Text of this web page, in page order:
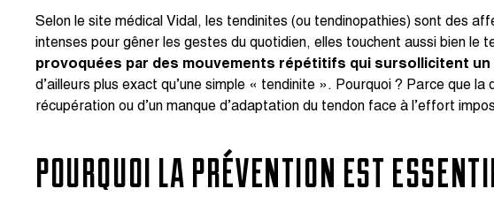
Selon le site médical Vidal, les tendinites (ou tendinopathies) sont des
intenses pour gêner les gestes du quotidien, elles touchent aussi bien
provoquées par des mouvements répétitifs qui sursollicitent
d’ailleurs plus exact qu’une simple « tendinite ». Pourquoi ? Parce que
récupération ou d’un manque d’adaptation du tendon face à l’effort
POURQUOI LA PRÉVENTION EST